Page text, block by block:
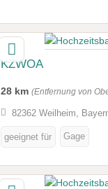
KZWOA
28 km (Entfernung von
82362 Weilheim,
geeignet für Gage